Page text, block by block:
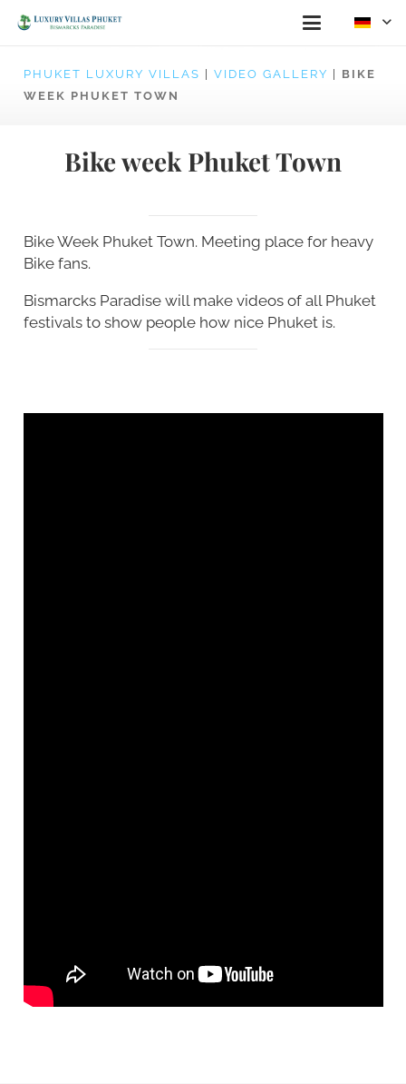
PHUKET LUXURY VILLAS VIDEO GALLERY
BIKE
WEEK PHUKET TOWN
Bike week Phuket Town
Bike Week Phuket Town. Meeting place for heavy
Bike fans.
Bismarcks Paradise will make videos of all Phuket
festivals to show people how nice Phuket is.